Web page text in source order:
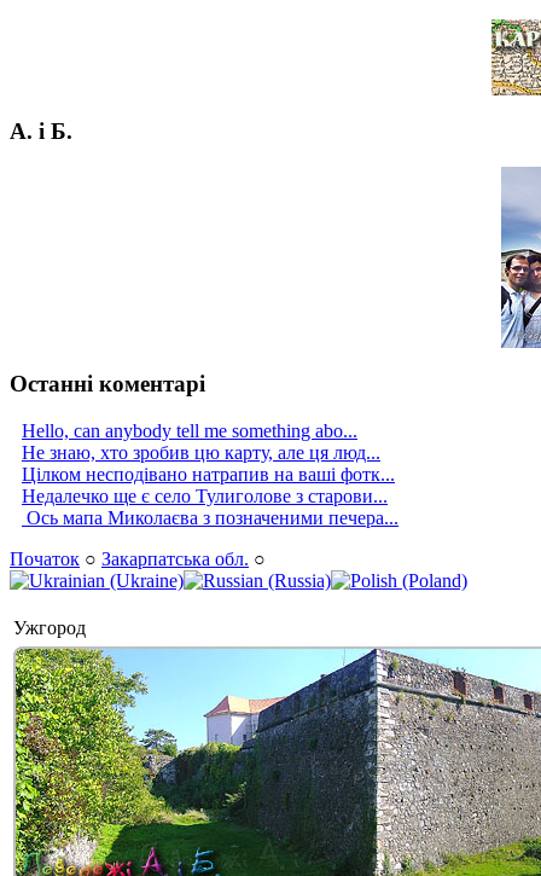
А. і Б.
Останні коментарі
Hello, can anybody tell me something abo...
Не знаю, хто зробив цю карту, але ця люд...
Цілком несподівано натрапив на ваші фотк...
Недалечко ще є село Тулиголове з старови...
Ось мапа Миколаєва з позначеними печера...
Початок ○ Закарпатська обл. ○
Ужгород